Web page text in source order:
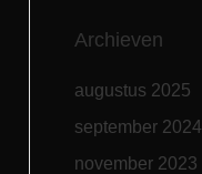
Archieven
augustus 2025
september 2024
november 2023